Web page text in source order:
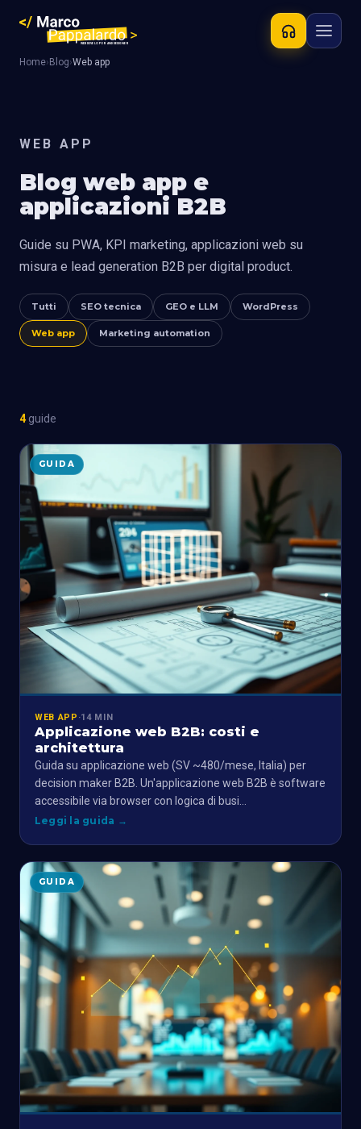
Home› Blog›Web app
WEB APP
Blog web app e
applicazioni B2B
Guide su PWA, KPI marketing, applicazioni web su
misura e lead generation B2B per digital product.
Tutti SEO tecnica GEO e LLM WordPress
Web app Marketing automation
4 guide
GUIDA
WEB APP ·14 MIN
Applicazione web B2B: costi e
architettura
Guida su applicazione web (SV ~480/mese, Italia) per
decision maker B2B. Un'applicazione web B2B è software
accessibile via browser con logica di busi…
Leggi la guida →
GUIDA